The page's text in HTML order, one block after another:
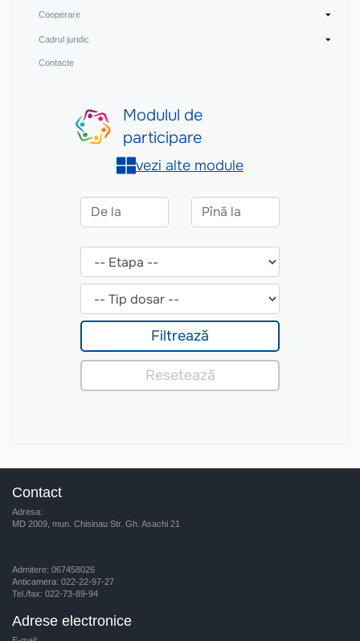
Cooperare
Cadrul juridic
Contacte
Contact
Adresa:
MD 2009, mun. Chisinau Str. Gh. Asachi 21
Admitere: 067458026
Anticamera: 022-22-97-27
Tel./fax: 022-73-89-94
Adrese electronice